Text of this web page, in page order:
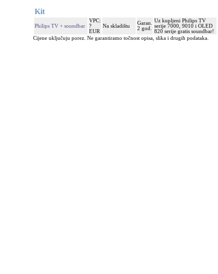
Kit
Philips TV + soundbar
VPC:
?
EUR
Na skladištu
Garan.
2 god.
Uz kupljeni Philips TV
serije 7000, 9010 i OLED
820 serije gratis soundbar!
Cijene uključuju porez. Ne garantiramo točnost opisa, slika i drugih podataka.